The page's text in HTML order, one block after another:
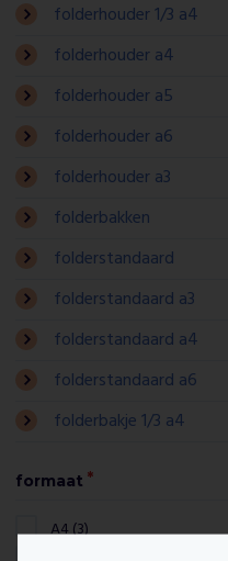
folderhouder 1/3 a4
folderhouder a4
folderhouder a5
folderhouder a6
folderhouder a3
folderbakken
folderstandaard
folderstandaard a3
folderstandaard a4
folderstandaard a6
folderbakje 1/3 a4
formaat
A4 (3)